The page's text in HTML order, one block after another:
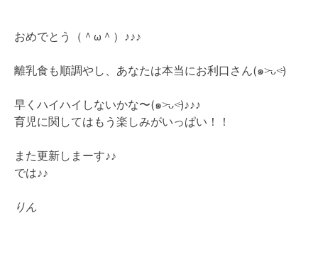
おめでとう（＾ω＾）♪♪♪
離乳食も順調やし、あなたは本当にお利口さん(๑˃̵ᴗ˂̵)
早くハイハイしないかな〜(๑˃̵ᴗ˂̵)♪♪♪
育児に関してはもう楽しみがいっぱい！！
また更新しまーす♪♪
では♪♪
りん